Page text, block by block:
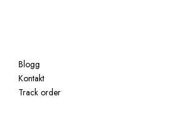
Blogg
Kontakt
Track order